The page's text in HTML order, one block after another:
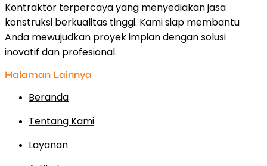
Kontraktor terpercaya yang menyediakan jasa
konstruksi berkualitas tinggi. Kami siap membantu
Anda mewujudkan proyek impian dengan solusi
inovatif dan profesional.
Halaman Lainnya
Beranda
Tentang Kami
Layanan